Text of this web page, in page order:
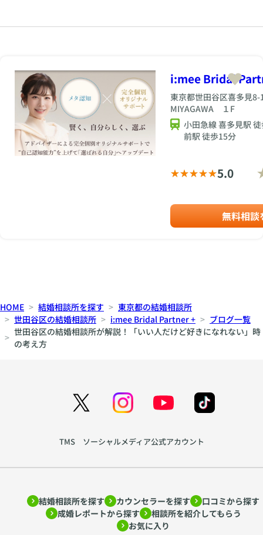
i:mee Bridal
東京都世田谷区喜多
MIYAGAWA １F
小田急線 喜多見駅
前駅 徒歩15分
5.0
無料相談
HOME 結婚相談所を探す
東京都の結婚相談所
世田谷区の結婚相談所
i:mee Bridal Partner +
ブログ一覧
世田谷区の結婚相談所が解説！「いい人だけど好きになれない」時
の考え方
TMS ソーシャルメディア公式アカウント
結婚相談所を探す カウンセラーを探す
口コミから探す
成婚レポートから探す
相談所を紹介してもらう
お気に入り